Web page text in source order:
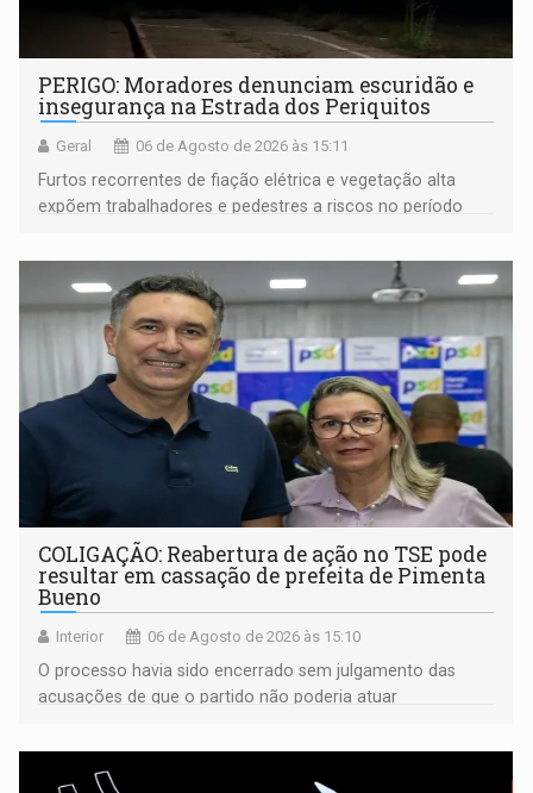
PERIGO: Moradores denunciam escuridão e
insegurança na Estrada dos Periquitos
Geral 06 de Agosto de 2026 às 15:11
Furtos recorrentes de fiação elétrica e vegetação alta
expõem trabalhadores e pedestres a riscos no período
COLIGAÇÃO: Reabertura de ação no TSE pode
resultar em cassação de prefeita de Pimenta
Bueno
Interior 06 de Agosto de 2026 às 15:10
O processo havia sido encerrado sem julgamento das
acusações de que o partido não poderia atuar